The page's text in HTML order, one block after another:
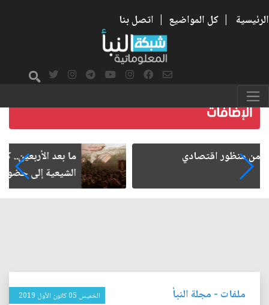
الرئيسية | كل المواضيع | اتصل بنا
ما بعد الأربعين.. كيف اتسعت الزيارة من هويتها
الشيعية إلى حضور عالمي؟
ملفات - مجلة النبأ الخميس 05 كانون الأول 2019